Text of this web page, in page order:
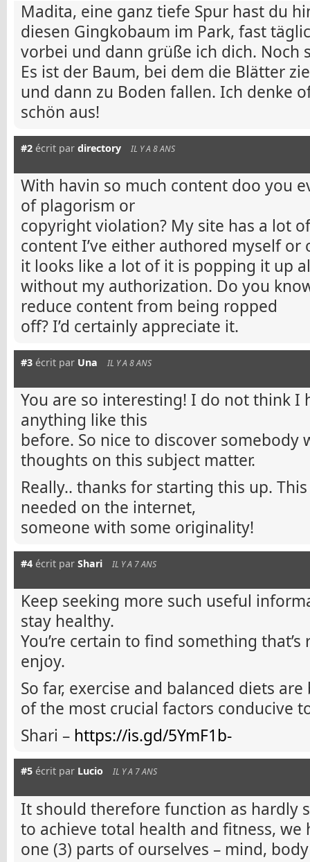
Madita, eine ganz tiefe Spur hast du
diesen Gingkobaum im Park, fast
vorbei und dann grüße ich dich. Noch
Es ist der Baum, bei dem die Blätter
und dann zu Boden fallen. Ich denke
schön aus!
#2 écrit par directory IL Y A 8 ANS
With havin so much content doo you
of plagorism or
copyright violation? My site has a lot
content I’ve either authored myself or
it looks like a lot of it is popping it up
without my authorization. Do you
reduce content from being ropped
off? I’d certainly appreciate it.
#3 écrit par Una IL Y A 8 ANS
You are so interesting! I do not think I
anything like this
before. So nice to discover somebody
thoughts on this subject matter.
Really.. thanks for starting this up.
needed on the internet,
someone with some originality!
#4 écrit par Shari IL Y A 7 ANS
Keep seeking more such useful
stay healthy.
You’re certain to find something
enjoy.
So far, exercise and balanced diets
of the most crucial factors conducive
Shari – https://is.gd/5YmF1b-
#5 écrit par Lucio IL Y A 7 ANS
It should therefore function as hardly
to achieve total health and fitness, we
one (3) parts of ourselves – mind,